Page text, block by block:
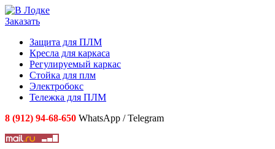
Заказать
Защита для ПЛМ
Кресла для каркаса
Регулируемый каркас
Стойка для плм
Электробокс
Тележка для ПЛМ
8 (912) 94-68-650 WhatsApp / Telegram